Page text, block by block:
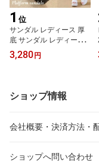
1 位
サンダル レディース 厚
底 サンダル レディース
厚底 レディース コンフ
ォート サンダル 厚底 サ
ダル 厚底 軽量 カジュア
ル カワイイ カジュアル
3,280 円
ショップ情報
会社概要・決済方法・
ショップへ問い合わせ